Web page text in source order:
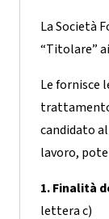
La Società
“Titolare”
Le fornisce
candidato
lavoro,
1. Finalità
lettera c)